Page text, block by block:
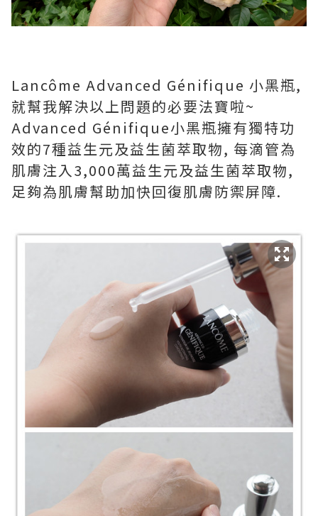
Lancôme Advanced Génifique 小黑瓶,
就幫我解決以上問題的必要法寶啦~
Advanced Génifique小黑瓶擁有獨特功
效的7種益生元及益生菌萃取物, 每滴管為
肌膚注入3,000萬益生元及益生菌萃取物,
足夠為肌膚幫助加快回復肌膚防禦屏障.